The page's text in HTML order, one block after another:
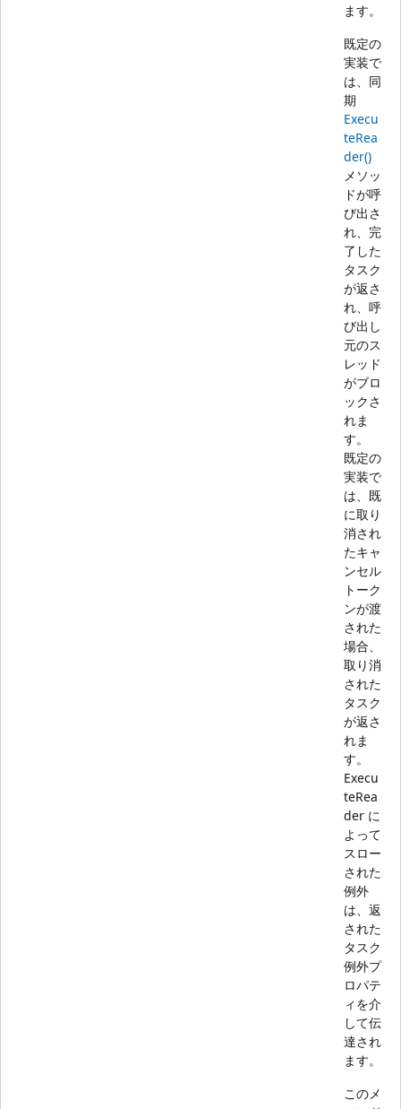
ます。
既定の
実装で
は、同
期
Execu
teRea
der()
メソッ
ドが呼
び出さ
れ、完
了した
タスク
が返さ
れ、呼
び出し
元のス
レッド
がブロ
ックさ
れま
す。
既定の
実装で
は、既
に取り
消され
たキャ
ンセル
トーク
ンが渡
された
場合、
取り消
された
タスク
が返さ
れま
す。
Execu
teRea
der に
よって
スロー
された
例外
は、返
された
タスク
例外プ
ロパテ
ィを介
して伝
達され
ます。
このメ